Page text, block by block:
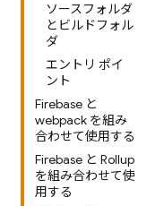
ソースフォルダ
とビルドフォル
ダ
エントリ ポイ
ント
Firebase と
webpack を組み
合わせて使用する
Firebase と Rollup
を組み合わせて使
用する